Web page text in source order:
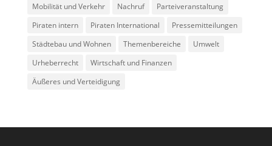
Mobilität und Verkehr
Nachruf
Parteiveranstaltung
Piraten intern
Piraten International
Pressemitteilungen
Städtebau und Wohnen
Themenbereiche
Umwelt
Urheberrecht
Wirtschaft und Finanzen
Äußeres und Verteidigung